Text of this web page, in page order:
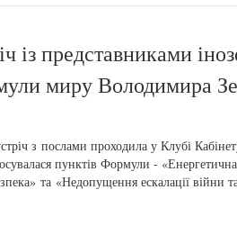
із представниками
миру Володимира
з послами проходила у Клубі
пунктів Формули - «Енергетична
та «Недопущення ескалації війни